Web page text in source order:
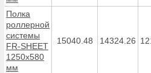
Полка
роллерной
системы
FR-SHEET
1250х580
мм
15040.48 14324.26